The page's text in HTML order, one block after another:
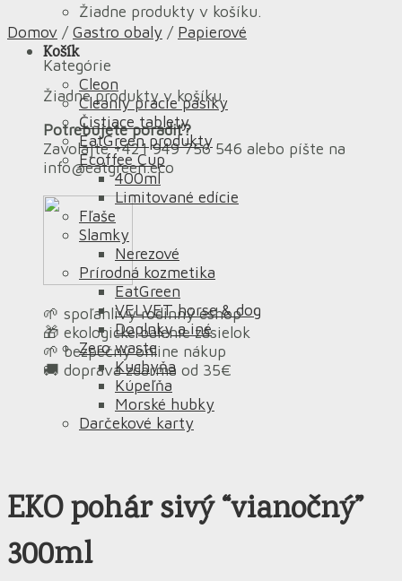
Žiadne produkty v košíku.
Košík
Žiadne produkty v košíku.
Potrebujete poradiť?
Zavolajte +421 949 756 546 alebo píšte na
info@eatgreen.eco
🌱 spoľahlivý rodinný eshop
🎁 ekologické balenie zásielok
🌱 bezpečný online nákup
🚚 doprava zdarma od 35€
Domov / Gastro obaly / Papierové
Kategórie
Cleon
Cleanly pracie pásiky
Čistiace tablety
EatGreen produkty
Ecoffee Cup
400ml
Limitované edície
Fľaše
Slamky
Nerezové
Prírodná kozmetika
EatGreen
VELVET horse & dog
Doplnky a iné
Zero waste
Kuchyňa
Kúpeľňa
Morské hubky
Darčekové karty
EKO pohár sivý “vianočný”
300ml